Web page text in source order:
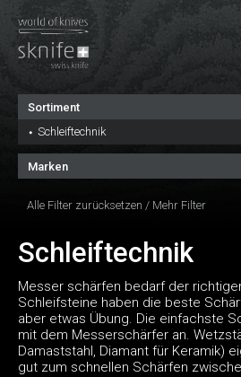
Sortiment
Schleiftechnik
Marken
Alle Filter zurücksetzen / Mehr Filter
Schleiftechnik
Messer schärfen bedarf der
Schleifsteine haben die beste
aber etwas Übung. Die einfachste
mit dem Messerschärfer an.
Damaststahl, Diamant für Keramik)
gut zum schnellen Schärfen